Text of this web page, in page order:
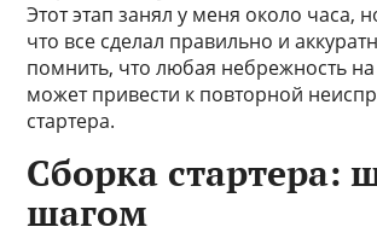
Этот этап занял у меня около часа,
что все сделал правильно и
помнить, что любая небрежность на
может привести к повторной
стартера.
Сборка стартера:
шагом